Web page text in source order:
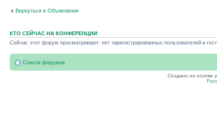
Вернуться в Объявления
КТО СЕЙЧАС НА КОНФЕРЕНЦИИ
Сейчас этот форум просматривают: нет зарегистрированных пользователей и
Список форумов
Создано на основе